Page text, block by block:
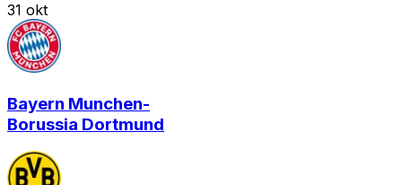
31 okt
Bayern Munchen-
Borussia Dortmund